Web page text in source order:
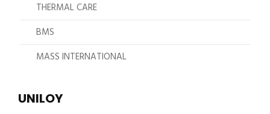
THERMAL CARE
BMS
MASS INTERNATIONAL
UNILOY